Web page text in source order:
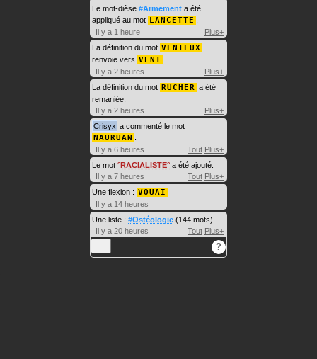
Le mot-dièse #Armement a été
appliqué au mot LANCETTE
Il y a 1 heure
Plus+
La définition du mot VENTEUX
renvoie vers VENT
Il y a 2 heures
Plus+
La définition du mot RUCHER a été
remaniée.
Il y a 2 heures
Plus+
Crisyx a commenté le mot
NAURUAN
Il y a 6 heures
Tout Plus+
Le mot RACIALISTE a été ajouté.
Il y a 7 heures
Tout Plus+
Une flexion : VOUAI
Il y a 14 heures
Une liste : #Ostéologie (144 mots)
Il y a 20 heures
Tout Plus+
?